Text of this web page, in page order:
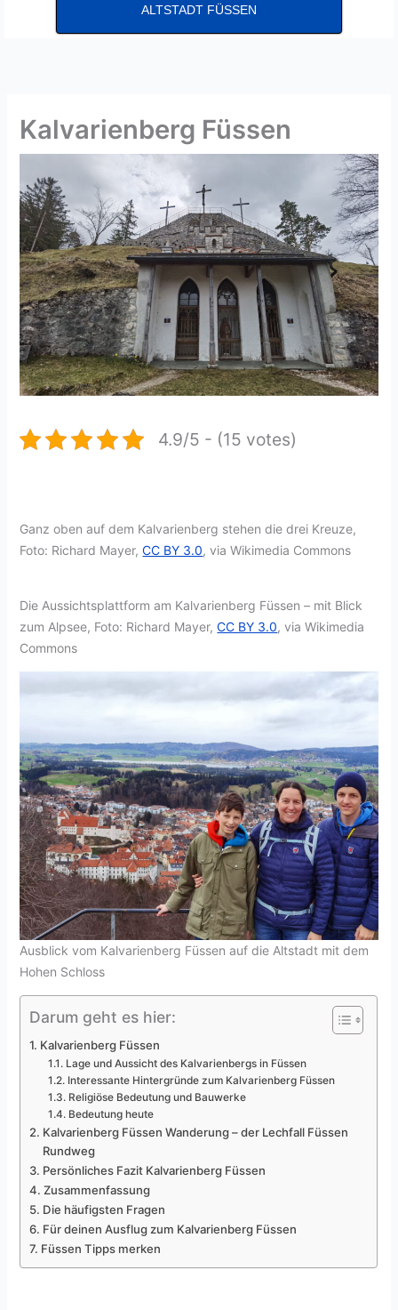
ALTSTADT FÜSSEN
Kalvarienberg Füssen
4.9/5 - (15 votes)
Ganz oben auf dem Kalvarienberg stehen die drei Kreuze,
Foto: Richard Mayer,CC BY 3.0, via Wikimedia Commons
Die Aussichtsplattform am Kalvarienberg Füssen – mit Blick
zum Alpsee, Foto: Richard Mayer,CC BY 3.0, via Wikimedia
Commons
Ausblick vom Kalvarienberg Füssen auf die Altstadt mit dem
Hohen Schloss
Darum geht es hier:
Kalvarienberg Füssen
Lage und Aussicht des Kalvarienbergs in Füssen
Interessante Hintergründe zum Kalvarienberg Füssen
Religiöse Bedeutung und Bauwerke
Bedeutung heute
Kalvarienberg Füssen Wanderung – der Lechfall Füssen
Rundweg
Persönliches Fazit Kalvarienberg Füssen
Zusammenfassung
Die häufigsten Fragen
Für deinen Ausflug zum Kalvarienberg Füssen
Füssen Tipps merken